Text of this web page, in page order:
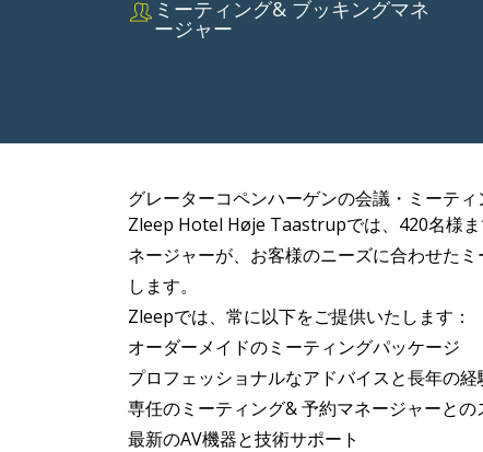
ミーティング& ブッキングマネ
ージャー
グレーターコペンハーゲンの会議・ミーティ
Zleep Hotel Høje Taastrupでは、420名様ま
ネージャーが、お客様のニーズに合わせた
します。
Zleepでは、常に以下をご提供いたします：
オーダーメイドのミーティングパッケージ
プロフェッショナルなアドバイスと長年の経
専任のミーティング& 予約マネージャーとの
最新のAV機器と技術サポート